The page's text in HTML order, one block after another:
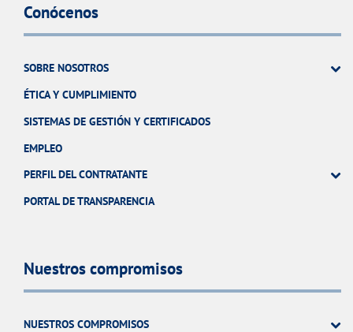
Conócenos
SOBRE NOSOTROS
ÉTICA Y CUMPLIMIENTO
SISTEMAS DE GESTIÓN Y CERTIFICADOS
EMPLEO
PERFIL DEL CONTRATANTE
PORTAL DE TRANSPARENCIA
Nuestros compromisos
NUESTROS COMPROMISOS